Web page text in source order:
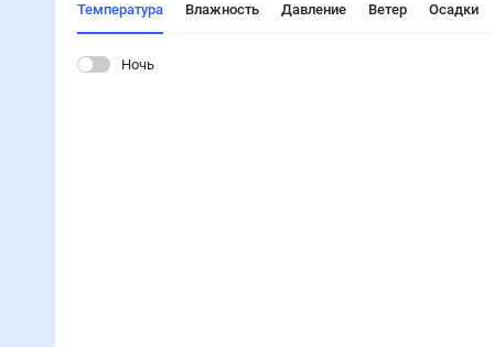
Температура Влажность Давление Ветер Осадки
Ночь